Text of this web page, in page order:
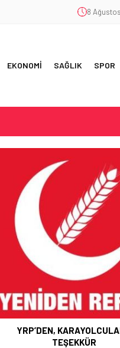
8
EKONOMİ SAĞLIK SPOR
YRP’DEN,
TEŞEKKÜR